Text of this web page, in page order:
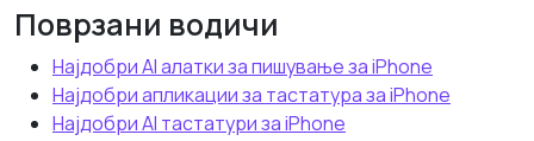
Поврзани водичи
Најдобри AI алатки за пишување за iPhone
Најдобри апликации за тастатура за iPhone
Најдобри AI тастатури за iPhone